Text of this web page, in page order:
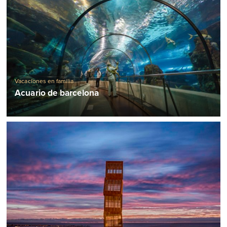
Vacaciones en familia
Acuario de barcelona